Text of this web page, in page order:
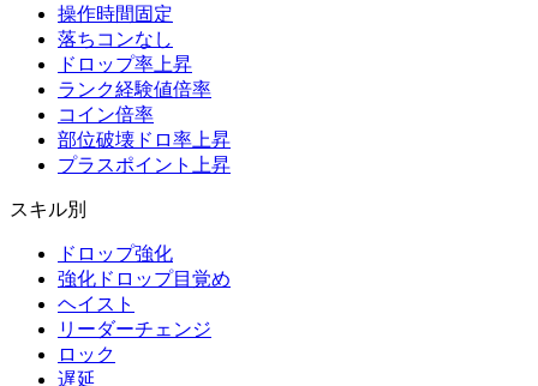
操作時間固定
落ちコンなし
ドロップ率上昇
ランク経験値倍率
コイン倍率
部位破壊ドロ率上昇
プラスポイント上昇
スキル別
ドロップ強化
強化ドロップ目覚め
ヘイスト
リーダーチェンジ
ロック
遅延